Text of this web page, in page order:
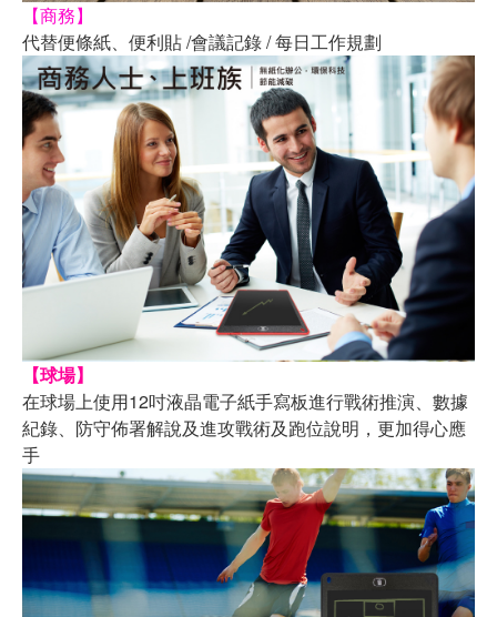
【商務】
代替便條紙、便利貼 /會議記錄 / 每日工作規劃
【球場】
在球場上使用12吋液晶電子紙手寫板進行戰術推演、數據
紀錄、防守佈署解說及進攻戰術及跑位說明，更加得心應
手